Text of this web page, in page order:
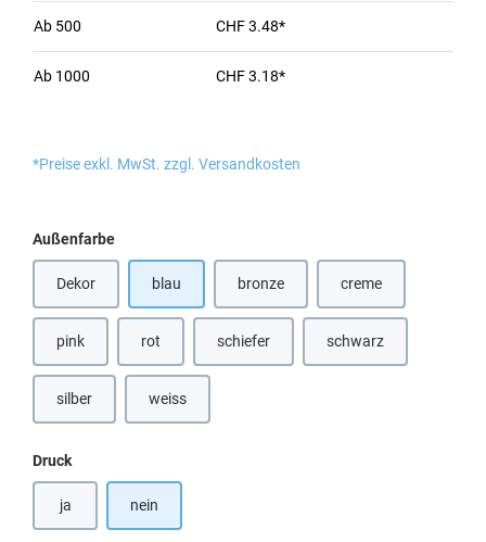
Ab 500 CHF 3.48*
Ab 1000 CHF 3.18*
*Preise exkl. MwSt. zzgl. Versandkosten
Außenfarbeauswählen
Dekor(Diese Option ist zurzeit nicht verfügbar.)
blau bronze(Diese Option ist zurzeit nicht
creme
pink rot(Diese Option ist zurzeit nicht verfügbar.)
schiefer(Diese Option ist zurzeit nicht verfügbar.)
schwarz(Diese Option ist
silber(Diese Option ist zurzeit nicht verfügbar.)
weiss
Druckauswählen
ja nein